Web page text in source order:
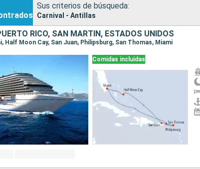
Sus criterios de búsqueda:
Carnival - Antillas
RICO, SAN MARTÍN, ESTADOS UNIDOS
Half Moon Cay, San Juan, Philipsburg, San Thomas, Miami
Comidas incluidas